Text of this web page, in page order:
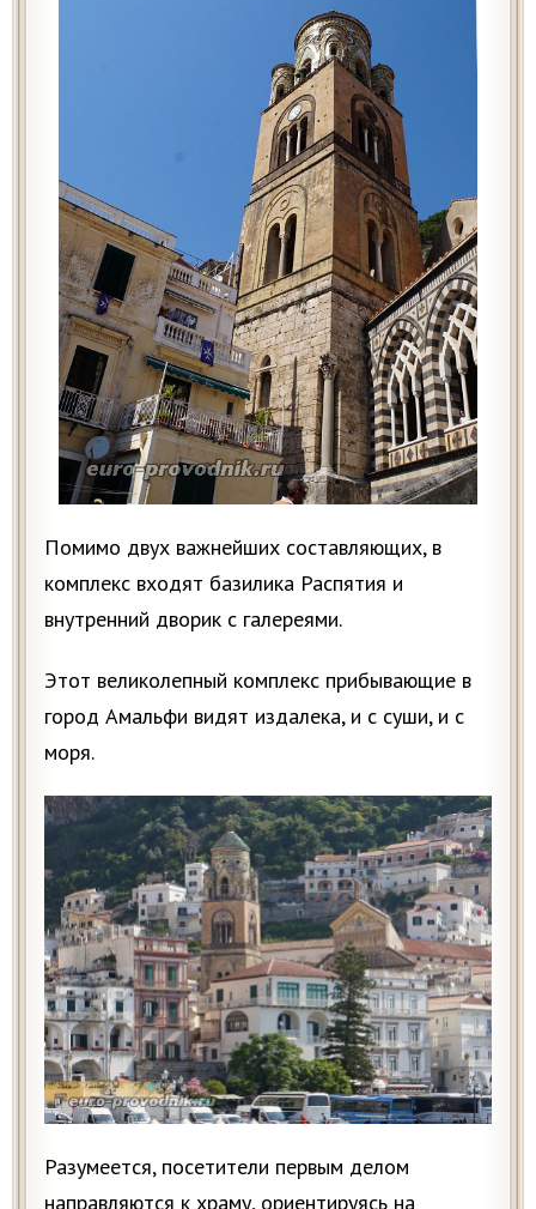
Помимо двух важнейших составляющих, в
комплекс входят базилика Распятия и
внутренний дворик с галереями.
Этот великолепный комплекс прибывающие в
город Амальфи видят издалека, и с суши, и с
моря.
Разумеется, посетители первым делом
направляются к храму, ориентируясь на